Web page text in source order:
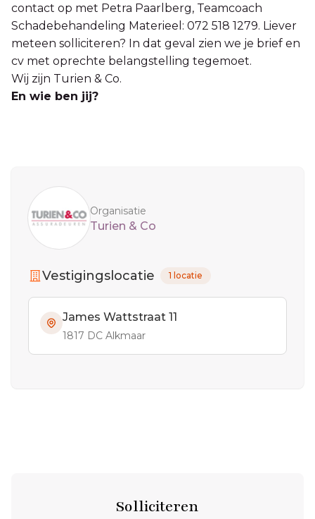
contact op met Petra Paarlberg, Teamcoach
Schadebehandeling Materieel: 072 518 1279. Liever
meteen solliciteren? In dat geval zien we je brief en
cv met oprechte belangstelling tegemoet.
Wij zijn Turien & Co.
En wie ben jij?
Organisatie
Turien & Co
Vestigingslocatie 1 locatie
James Wattstraat 11
1817 DC Alkmaar
Solliciteren